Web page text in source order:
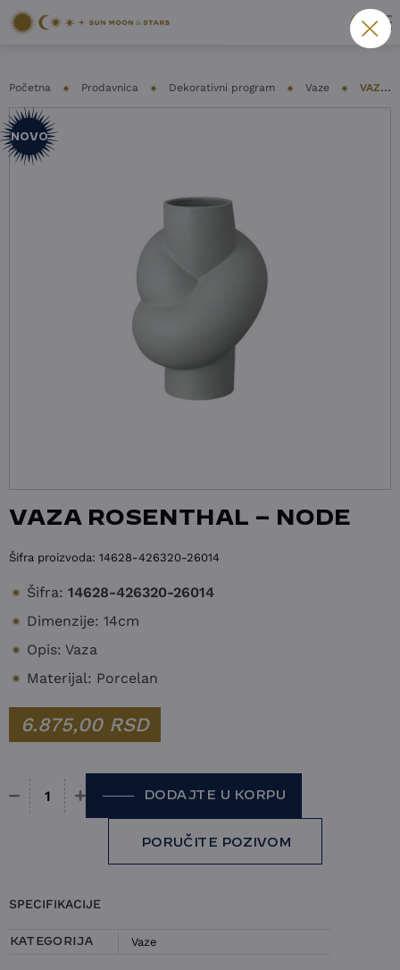
Početna Prodavnica Dekorativni program Vaze VAZA ROSENTHAL – NODE
NOVO
VAZA ROSENTHAL – NODE
Šifra proizvoda: 14628-426320-26014
Šifra: 14628-426320-26014
Dimenzije: 14cm
Opis: Vaza
Materijal: Porcelan
6.875,00 RSD
Vaza Rosenthal - Node količina
DODAJTE U KORPU
PORUČITE POZIVOM
SPECIFIKACIJE
KATEGORIJA Vaze